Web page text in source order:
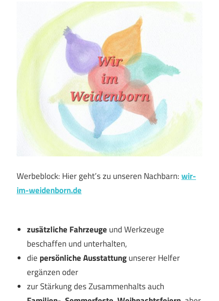
Werbeblock: Hier geht’s zu unseren Nachbarn:wir-
im-weidenborn.de
zusätzliche Fahrzeuge und Werkzeuge
beschaffen und unterhalten,
die persönliche Ausstattungunserer Helfer
ergänzen oder
zur Stärkung des Zusammenhalts auch